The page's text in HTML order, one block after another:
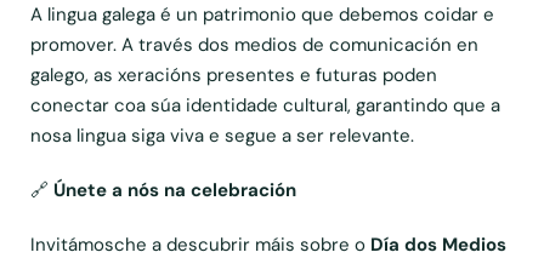
A lingua galega é un patrimonio que debemos coidar e
promover. A través dos medios de comunicación en
galego, as xeracións presentes e futuras poden
conectar coa súa identidade cultural, garantindo que a
nosa lingua siga viva e segue a ser relevante.
🔗 Únete a nós na celebración
Invitámosche a descubrir máis sobre o Día dos Medios